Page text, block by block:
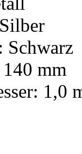
Schwarz
mm
1,0